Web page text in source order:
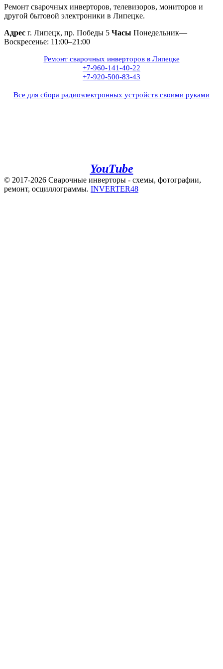
Ремонт сварочных инверторов, телевизоров, мониторов и
другой бытовой электроники в Липецке.
Адрес г. Липецк, пр. Победы 5 Часы Понедельник—
Воскресенье: 11:00–21:00
Ремонт сварочных инверторов в Липецке
+7-960-141-40-22
+7-920-500-83-43
Все для сбора радиоэлектронных устройств своими руками
YouTube
© 2017-2026 Сварочные инверторы - схемы, фотографии,
ремонт, осциллограммы. INVERTER48